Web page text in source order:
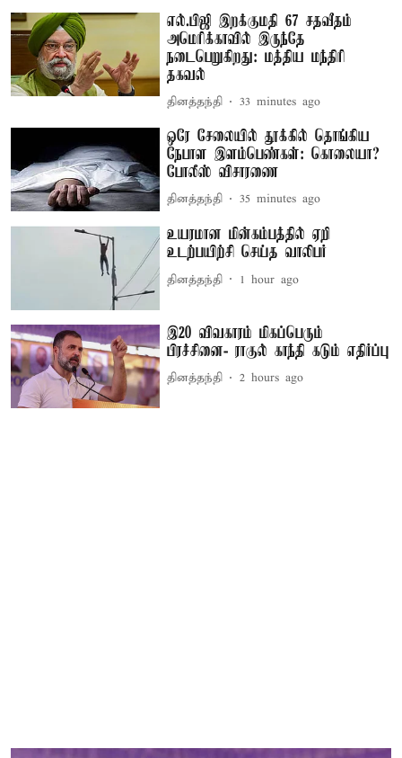
எல்.பிஜி இறக்குமதி 67 சதவீதம்
அமெரிக்காவில் இருந்தே
நடைபெறுகிறது: மத்திய மந்திரி
தகவல்
தினத்தந்தி 33 minutes ago
ஒரே சேலையில் தூக்கில் தொங்கிய
நேபாள இளம்பெண்கள்: கொலையா?
போலீஸ் விசாரணை
தினத்தந்தி 35 minutes ago
உயரமான மின்கம்பத்தில் ஏறி
உடற்பயிற்சி செய்த வாலிபர்
தினத்தந்தி 1 hour ago
இ20 விவகாரம் மிகப்பெரும்
பிரச்சினை- ராகுல் காந்தி கடும் எதிர்ப்பு
தினத்தந்தி 2 hours ago